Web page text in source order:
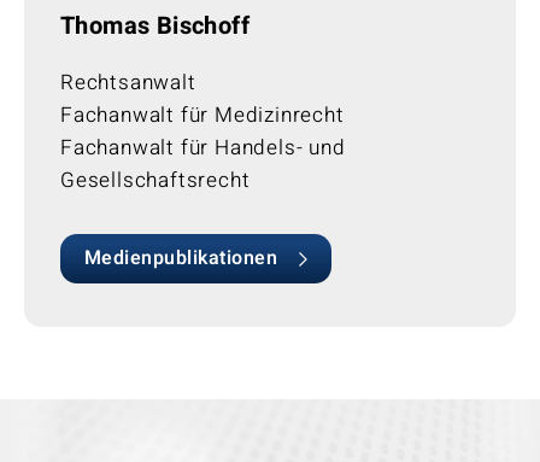
Thomas Bischoff
Rechtsanwalt
Fachanwalt für Medizinrecht
Fachanwalt für Handels- und
Gesellschaftsrecht
Medienpublikationen